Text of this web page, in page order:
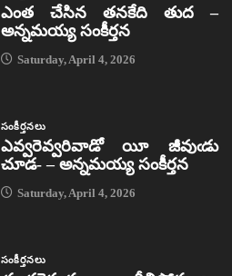
ఎంత చేసిన తనకేది తుద –
అన్నమయ్య సంకీర్తన
Saturday, April 4, 2026
సంకీర్తనలు
ఎవ్వరెవ్వరివాడో యీ జీవుఁడు
చూడ- – అన్నమయ్య సంకీర్తన
Saturday, April 4, 2026
సంకీర్తనలు